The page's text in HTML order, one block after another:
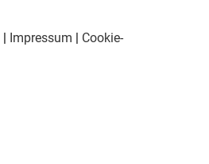
Impressum
Cookie-